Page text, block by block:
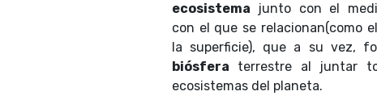
ecosistema junto con el
con el que se relacionan(como
la superficie), que a su vez,
biósfera terrestre al juntar
ecosistemas del planeta.